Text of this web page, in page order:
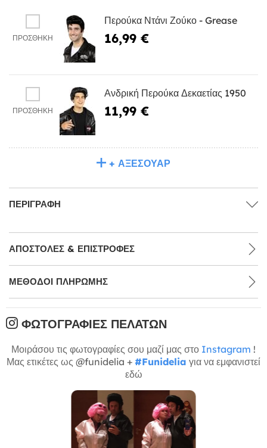
ΠΡΟΣΘΉΚΗ
Περούκα Ντάνι Ζούκο - Grease
16,99 €
ΠΡΟΣΘΉΚΗ
Ανδρική Περούκα Δεκαετίας 1950
11,99 €
+ ΑΞΕΣΟΥΆΡ
ΠΕΡΙΓΡΑΦΉ
ΑΠΟΣΤΟΛΈΣ & ΕΠΙΣΤΡΟΦΈΣ
ΜΕΘΌΔΟΙ ΠΛΗΡΩΜΉΣ
ΦΩΤΟΓΡΑΦΊΕΣ ΠΕΛΑΤΏΝ
Μοιράσου τις φωτογραφίες σου μαζί μας στο Instagram !
Μας ετικέτες ως @funidelia + #Funidelia για να εμφανιστεί
εδώ